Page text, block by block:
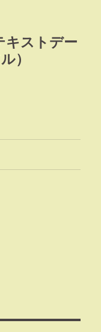
キストデー
）